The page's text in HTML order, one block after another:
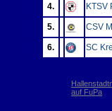
4. KTSV
5. CSV
6. SC
auf FuPa